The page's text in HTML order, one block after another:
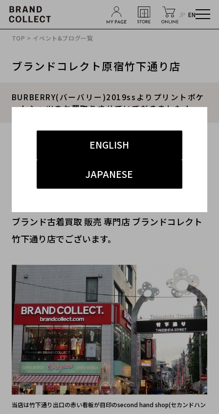
JP EN
ENGLISH
JAPANESE
TOP > イベント&ブログ一覧
ブランドコレクト原宿竹下通り店
BURBERRY(バーバリー)2019ssよりプリントポケ
ットシャツをお買取りさせていてだきました！
#メンズ
#second hand shop
ブランド古着買取 販売 専門店 ブランドコレクト
竹下通り店でございます。
当店は竹下通り出口の赤い看板が目印のsecond hand shop(セカンドハン